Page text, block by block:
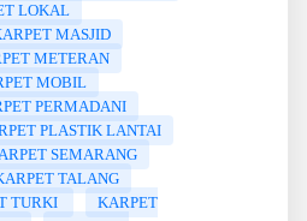
LOKAL
MASJID
METERAN
MOBIL
PERMADANI
PLASTIK LANTAI
SEMARANG
TALANG
TURKI
KARPET